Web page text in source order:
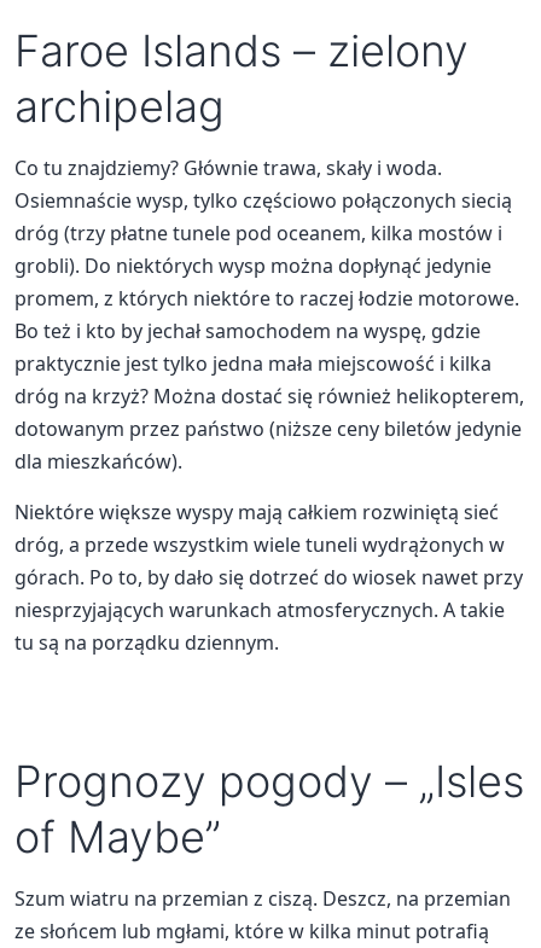
Faroe Islands – zielony
archipelag
Co tu znajdziemy? Głównie trawa, skały i woda.
Osiemnaście wysp, tylko częściowo połączonych siecią
dróg (trzy płatne tunele pod oceanem, kilka mostów i
grobli). Do niektórych wysp można dopłynąć jedynie
promem, z których niektóre to raczej łodzie motorowe.
Bo też i kto by jechał samochodem na wyspę, gdzie
praktycznie jest tylko jedna mała miejscowość i kilka
dróg na krzyż? Można dostać się również helikopterem,
dotowanym przez państwo (niższe ceny biletów jedynie
dla mieszkańców).
Niektóre większe wyspy mają całkiem rozwiniętą sieć
dróg, a przede wszystkim wiele tuneli wydrążonych w
górach. Po to, by dało się dotrzeć do wiosek nawet przy
niesprzyjających warunkach atmosferycznych. A takie
tu są na porządku dziennym.
Prognozy pogody – „Isles
of Maybe”
Szum wiatru na przemian z ciszą. Deszcz, na przemian
ze słońcem lub mgłami, które w kilka minut potrafią